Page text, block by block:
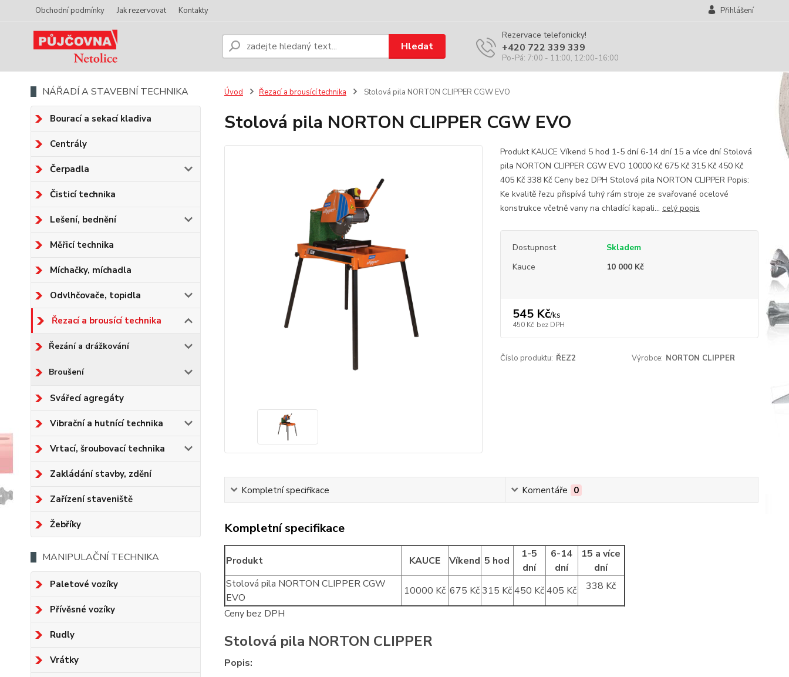
Obchodní podmínky Jak rezervovat Kontakty Přihlášení
Hledat
Rezervace telefonicky!
+420 722 339 339
Po-Pá: 7:00 - 11:00, 12:00-16:00
NÁŘADÍ A STAVEBNÍ TECHNIKA
Bourací a sekací kladiva
Centrály
Čerpadla
Čisticí technika
Lešení, bednění
Měřicí technika
Míchačky, míchadla
Odvlhčovače, topidla
Řezací a brousící technika
Řezání a drážkování
Broušení
Svářecí agregáty
Vibrační a hutnící technika
Vrtací, šroubovací technika
Zakládání stavby, zdění
Zařízení staveniště
Žebříky
MANIPULAČNÍ TECHNIKA
Paletové vozíky
Přívěsné vozíky
Rudly
Vrátky
Úvod Řezací a brousící technika Stolová pila NORTON CLIPPER CGW EVO
Stolová pila NORTON CLIPPER CGW EVO
Produkt KAUCE Víkend 5 hod 1-5 dní 6-14 dní 15 a více dní Stolová
pila NORTON CLIPPER CGW EVO 10000 Kč 675 Kč 315 Kč 450 Kč
405 Kč 338 Kč Ceny bez DPH Stolová pila NORTON CLIPPER Popis:
Ke kvalitě řezu přispívá tuhý rám stroje ze svařované ocelové
konstrukce včetně vany na chladící kapali... celý popis
Dostupnost
Skladem
Kauce
10 000 Kč
545 Kč/ks
450 Kč bez DPH
Číslo produktu: ŘEZ2 Výrobce: NORTON CLIPPER
Kompletní specifikace Komentáře 0
Kompletní specifikace
Produkt KAUCE Víkend 5 hod
1-5
dní
6-14
dní
15 a více
dní
Stolová pila NORTON CLIPPER CGW
EVO
10000 Kč 675 Kč 315 Kč 450 Kč 405 Kč 338 Kč
Ceny bez DPH
Stolová pila NORTON CLIPPER
Popis: